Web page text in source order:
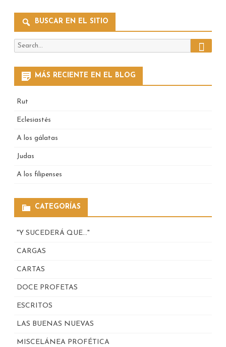
entradasBUSCAR EN EL SITIO
Search
Search
MÁS RECIENTE EN EL BLOG
Rut
Eclesiastés
A los gálatas
Judas
A los filipenses
CATEGORÍAS
"Y SUCEDERÁ QUE…"
CARGAS
CARTAS
DOCE PROFETAS
ESCRITOS
LAS BUENAS NUEVAS
MISCELÁNEA PROFÉTICA